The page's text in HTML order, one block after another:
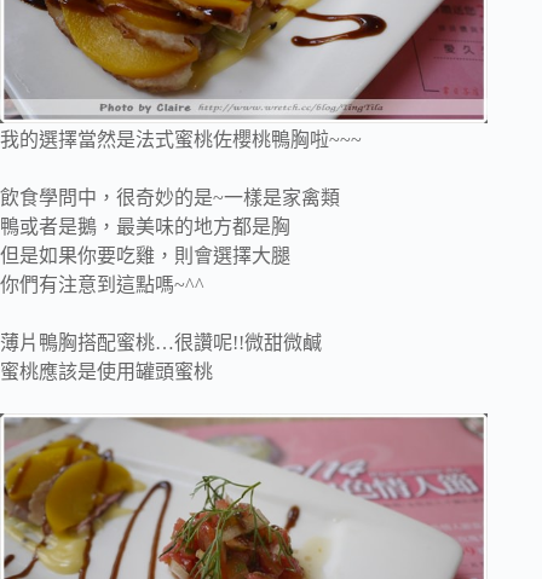
我的選擇當然是法式蜜桃佐櫻桃鴨胸啦~~~
飲食學問中，很奇妙的是~一樣是家禽類
鴨或者是鵝，最美味的地方都是胸
但是如果你要吃雞，則會選擇大腿
你們有注意到這點嗎~^^
薄片鴨胸搭配蜜桃…很讚呢!!微甜微鹹
蜜桃應該是使用罐頭蜜桃